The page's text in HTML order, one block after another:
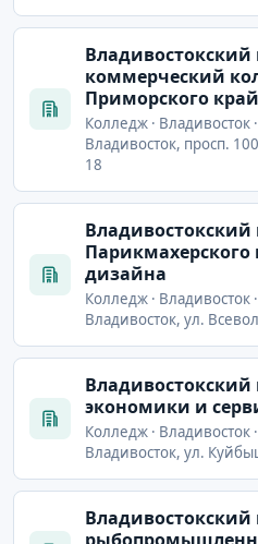
коммерческий
Приморского
Колледж · Владивосток
Владивосток, просп.
18
Парикмахерского
дизайна
Колледж · Владивосток
Владивосток, ул.
Владивостокский
экономики и
Колледж · Владивосток
Владивосток, ул.
Владивостокский